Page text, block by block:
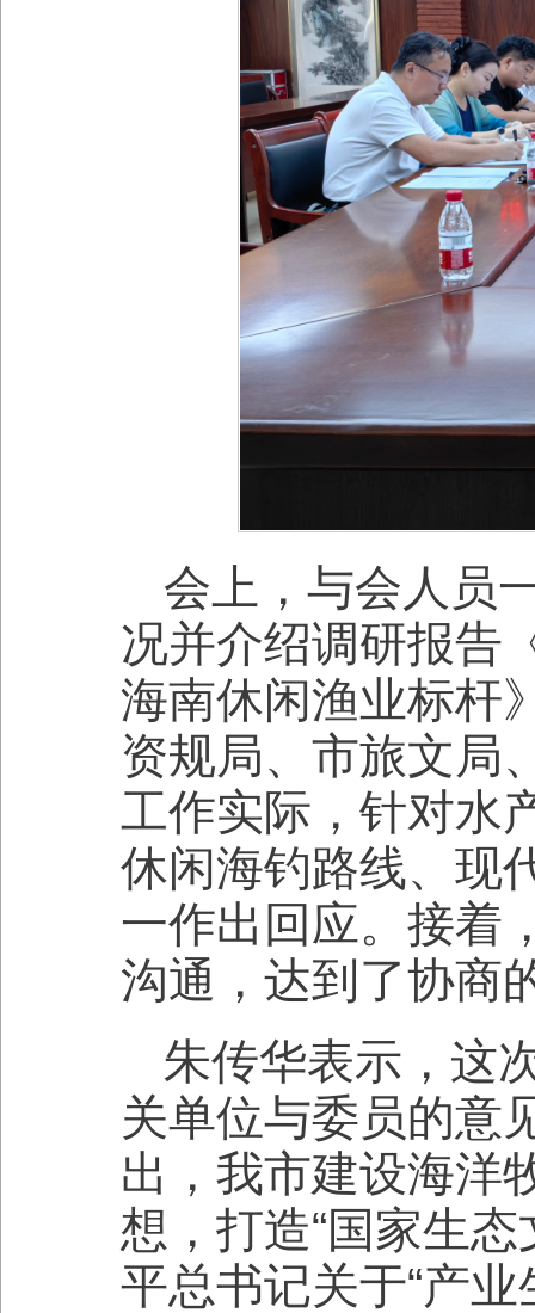
会上，与会人员
况并介绍调研报告
海南休闲渔业标杆
资规局、市旅文局
工作实际，针对水
休闲海钓路线、现
一作出回应。接着
沟通，达到了协商
朱传华表示，这
关单位与委员的意
出，我市建设海洋
想，打造“国家生
平总书记关于“产